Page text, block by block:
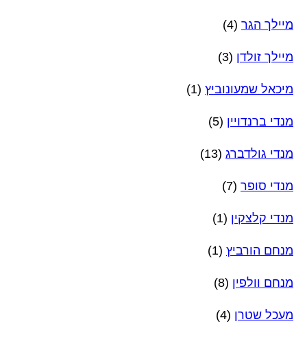
מיילך הגר (4)
מיילך זולדן (3)
מיכאל שמעונוביץ (1)
מנדי ברנדויין (5)
מנדי גולדברג (13)
מנדי סופר (7)
מנדי קלצקין (1)
מנחם הורביץ (1)
מנחם וולפין (8)
מעכל שטרן (4)